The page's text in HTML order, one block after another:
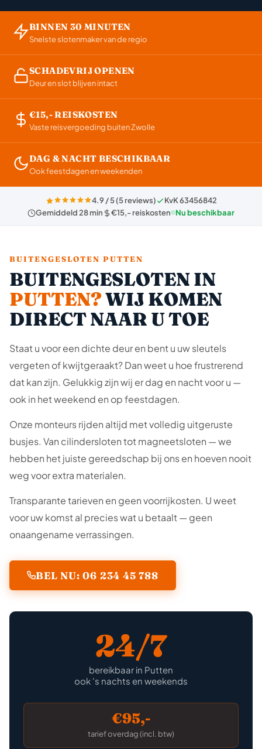
BINNEN 30 MINUTEN
Snelste slotenmaker van de regio
SCHADEVRIJ OPENEN
Deur en slot blijven intact
€15,- REISKOSTEN
Vaste reisvergoeding buiten Zwolle
DAG & NACHT BESCHIKBAAR
Ook feestdagen en weekenden
4.9 / 5 (5 reviews)
KvK 63456842
Gemiddeld 28 min
€15,- reiskosten Nu beschikbaar
BUITENGESLOTEN PUTTEN
BUITENGESLOTEN IN
PUTTEN?WIJ KOMEN
DIRECT NAAR U TOE
Staat u voor een dichte deur en bent u uw sleutels
vergeten of kwijtgeraakt? Dan weet u hoe frustrerend
dat kan zijn. Gelukkig zijn wij er dag en nacht voor u —
ook in het weekend en op feestdagen.
Onze monteurs rijden altijd met volledig uitgeruste
busjes. Van cilindersloten tot magneetsloten — we
hebben het juiste gereedschap bij ons en hoeven nooit
weg voor extra materialen.
Transparante tarieven en geen voorrijkosten. U weet
voor uw komst al precies wat u betaalt — geen
onaangename verrassingen.
BEL NU: 06 234 45 788
24/7
bereikbaar in Putten
ook 's nachts en weekends
€95,-
tarief overdag (incl. btw)